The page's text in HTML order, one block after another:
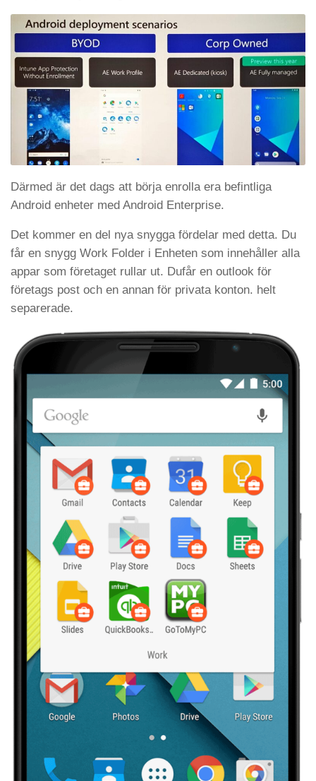
Därmed är det dags att börja enrolla era befintliga
Android enheter med Android Enterprise.
Det kommer en del nya snygga fördelar med detta. Du
får en snygg Work Folder i Enheten som innehåller alla
appar som företaget rullar ut. Dufår en outlook för
företags post och en annan för privata konton. helt
separerade.